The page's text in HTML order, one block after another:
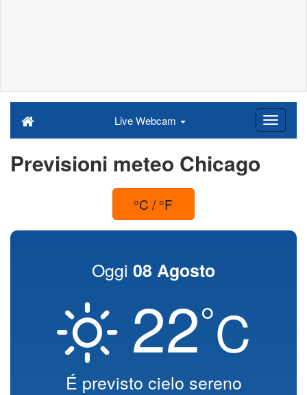
Live Webcam
Previsioni meteo Chicago
°C / °F
Oggi 08 Agosto
22°C
É previsto cielo sereno